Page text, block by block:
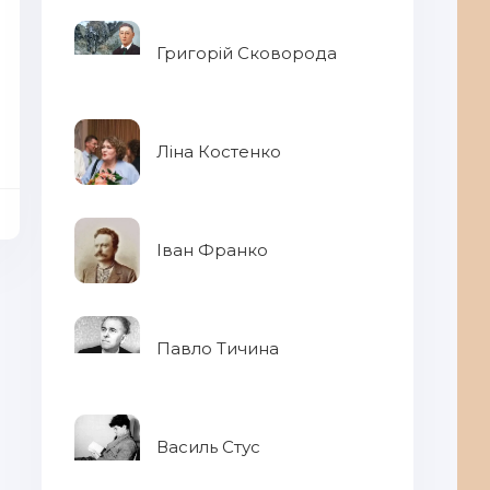
Твори для ЗНО
Григорій Сковорода
Ліна Костенко
Іван Франко
Павло Тичина
Василь Стус